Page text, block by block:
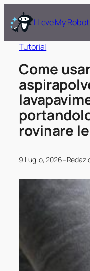
I Love My Robot
Tutorial
Come
rovinare
9 Luglio, 2026–